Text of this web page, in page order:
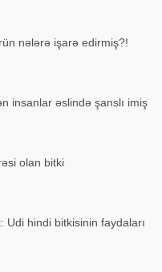
nələrə işarə edirmiş?!
insanlar əslində şanslı imiş
olan bitki
hindi bitkisinin faydaları